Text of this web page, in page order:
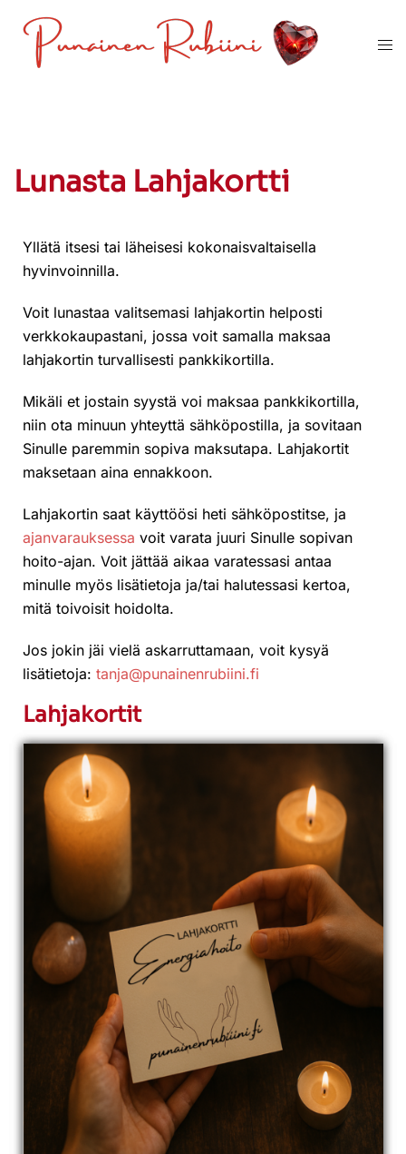
Lunasta Lahjakortti
Yllätä itsesi tai läheisesi kokonaisvaltaisella
hyvinvoinnilla.
Voit lunastaa valitsemasi lahjakortin helposti
verkkokaupastani, jossa voit samalla maksaa
lahjakortin turvallisesti pankkikortilla.
Mikäli et jostain syystä voi maksaa pankkikortilla,
niin ota minuun yhteyttä sähköpostilla, ja sovitaan
Sinulle paremmin sopiva maksutapa. Lahjakortit
maksetaan aina ennakkoon.
Lahjakortin saat käyttöösi heti sähköpostitse, ja
ajanvarauksessa voit varata juuri Sinulle sopivan
hoito-ajan. Voit jättää aikaa varatessasi antaa
minulle myös lisätietoja ja/tai halutessasi kertoa,
mitä toivoisit hoidolta.
Jos jokin jäi vielä askarruttamaan, voit kysyä
lisätietoja: tanja@punainenrubiini.fi
Lahjakortit